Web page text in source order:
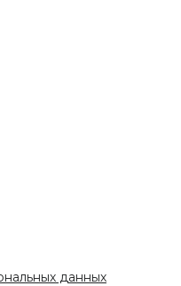
данных